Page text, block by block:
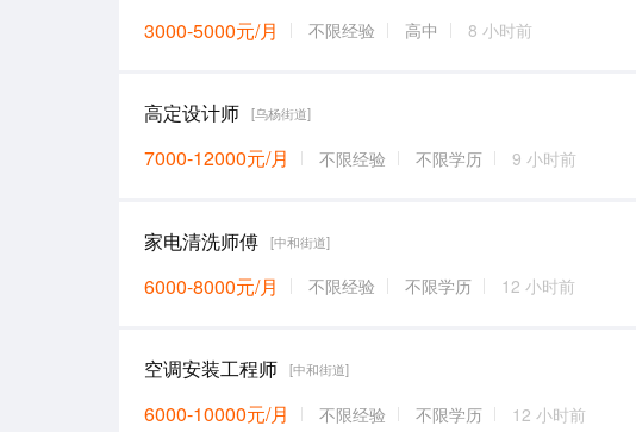
3000-5000元/月 不限经验 高中 8 小时前
高定设计师 [乌杨街道]
7000-12000元/月 不限经验 不限学历 9 小时前
家电清洗师傅 [中和街道]
6000-8000元/月 不限经验 不限学历 12 小时前
空调安装工程师 [中和街道]
6000-10000元/月 不限经验 不限学历 12 小时前